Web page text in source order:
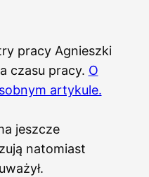
pracy Agnieszki
czasu pracy. O
artykule.
jeszcze
natomiast